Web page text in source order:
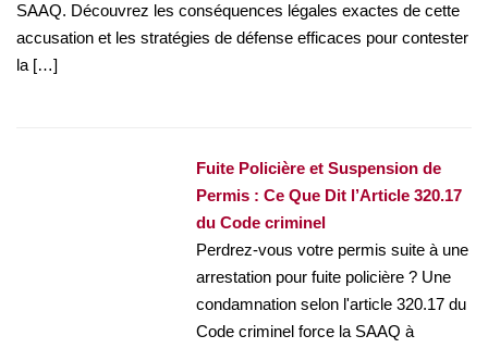
SAAQ. Découvrez les conséquences légales exactes de cette
accusation et les stratégies de défense efficaces pour contester
la […]
Fuite Policière et Suspension de
Permis : Ce Que Dit l’Article 320.17
du Code criminel
Perdrez-vous votre permis suite à une
arrestation pour fuite policière ? Une
condamnation selon l'article 320.17 du
Code criminel force la SAAQ à